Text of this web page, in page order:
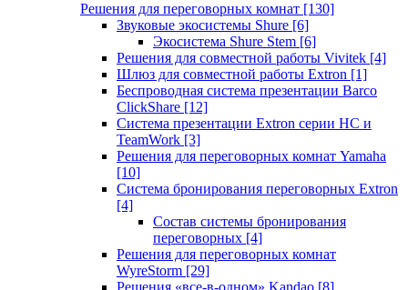
Решения для переговорных комнат [130]
Звуковые экосистемы Shure [6]
Экосистема Shure Stem [6]
Решения для совместной работы Vivitek [4]
Шлюз для совместной работы Extron [1]
Беспроводная система презентации Barco
ClickShare [12]
Система презентации Extron серии HC и
TeamWork [3]
Решения для переговорных комнат Yamaha
[10]
Система бронирования переговорных Extron
[4]
Состав системы бронирования
переговорных [4]
Решения для переговорных комнат
WyreStorm [29]
Решения «все-в-одном» Kandao [8]